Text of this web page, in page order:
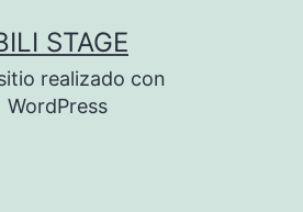
STAGE
realizado con
WordPress